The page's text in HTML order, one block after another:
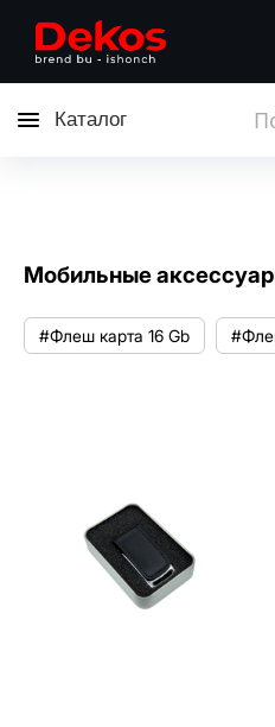
Каталог
Мобильные
#Флеш карта 16 Gb